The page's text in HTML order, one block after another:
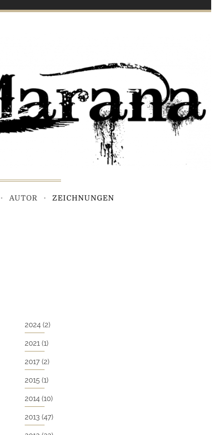
AUTOR ZEICHNUNGEN
2024 (2)
2021 (1)
2017 (2)
2015 (1)
2014 (10)
2013 (47)